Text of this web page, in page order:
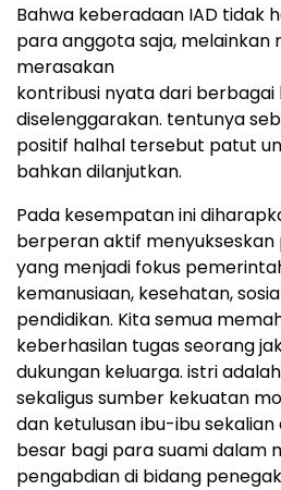
Bahwa keberadaan IAD tidak
para anggota saja,
merasakan
kontribusi nyata dari berbagai
diselenggarakan. tentunya
positif halhal tersebut patut
bahkan dilanjutkan.
Pada kesempatan ini
berperan aktif
yang menjadi fokus
kemanusiaan, kesehatan,
pendidikan. Kita semua
keberhasilan tugas seorang
dukungan keluarga. istri
sekaligus sumber kekuatan
dan ketulusan ibu-ibu
besar bagi para suami dalam
pengabdian di bidang